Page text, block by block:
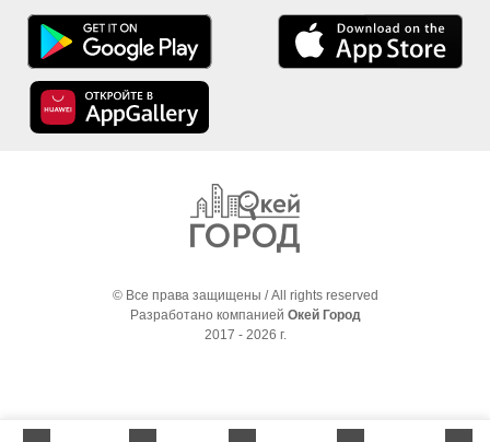
© Все права защищены / All rights reserved
Разработано компанией Окей Город
2017 - 2026 г.